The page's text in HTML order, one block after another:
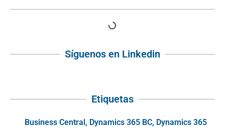
Síguenos en Linkedin
Etiquetas
Business Central , Dynamics 365 BC, Dynamics 365